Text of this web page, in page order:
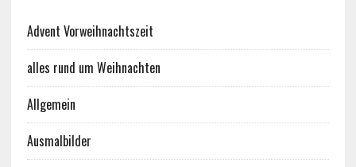
Advent Vorweihnachtszeit
alles rund um Weihnachten
Allgemein
Ausmalbilder